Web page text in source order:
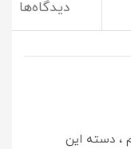
دیدگاه‌ها
، دسته این